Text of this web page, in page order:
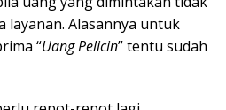
layanan. Alasannya untuk
“Uang Pelicin” tentu sudah